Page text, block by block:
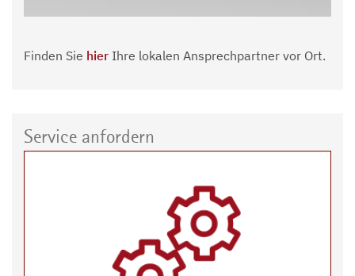
Finden Sie hier Ihre lokalen Ansprechpartner vor Ort.
Service anfordern